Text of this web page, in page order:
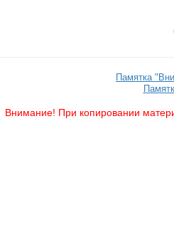
Памятка
Внимание! При копировании